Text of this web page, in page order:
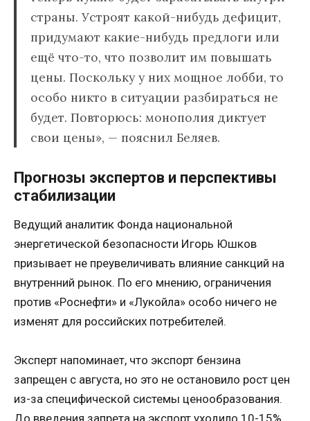
страны. Устроят какой-нибудь дефицит,
придумают какие-нибудь предлоги или
ещё что-то, что позволит им повышать
цены. Поскольку у них мощное лобби, то
особо никто в ситуации разбираться не
будет. Повторюсь: монополия диктует
свои цены», — пояснил Беляев.
Прогнозы экспертов и перспективы
стабилизации
Ведущий аналитик Фонда национальной
энергетической безопасности Игорь Юшков
призывает не преувеличивать влияние санкций на
внутренний рынок. По его мнению, ограничения
против «Роснефти» и «Лукойла» особо ничего не
изменят для российских потребителей.
Эксперт напоминает, что экспорт бензина
запрещен с августа, но это не остановило рост цен
из-за специфической системы ценообразования.